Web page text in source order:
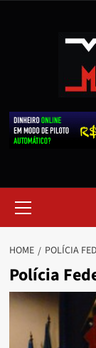
HOME POLÍCIA
Polícia